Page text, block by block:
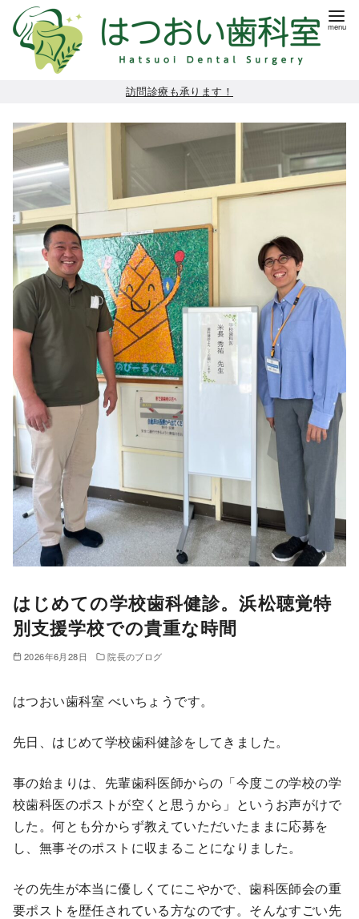
訪問診療も承ります！
はじめての学校歯科健診。浜松聴覚特
別支援学校での貴重な時間
2026年6月28日 院長のブログ
はつおい歯科室 べいちょうです。
先日、はじめて学校歯科健診をしてきました。
事の始まりは、先輩歯科医師からの「今度この学校の学
校歯科医のポストが空くと思うから」というお声がけで
した。何とも分からず教えていただいたままに応募を
し、無事そのポストに収まることになりました。
その先生が本当に優しくてにこやかで、歯科医師会の重
要ポストを歴任されている方なのです。そんなすごい先